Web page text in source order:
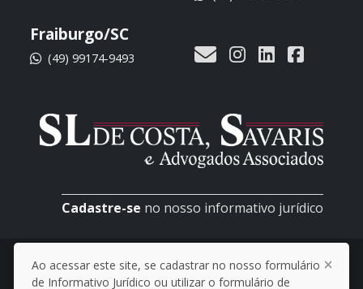
Fraiburgo/SC
(49) 99174-9493
Cadastre-se no nosso informativo jurídico
© 2026 SL de Costa, Savaris e Advogados
Associados
Ao acessar este site, se cadastrar no nosso formulário
de Informativo Jurídico ou utilizar o formulário de